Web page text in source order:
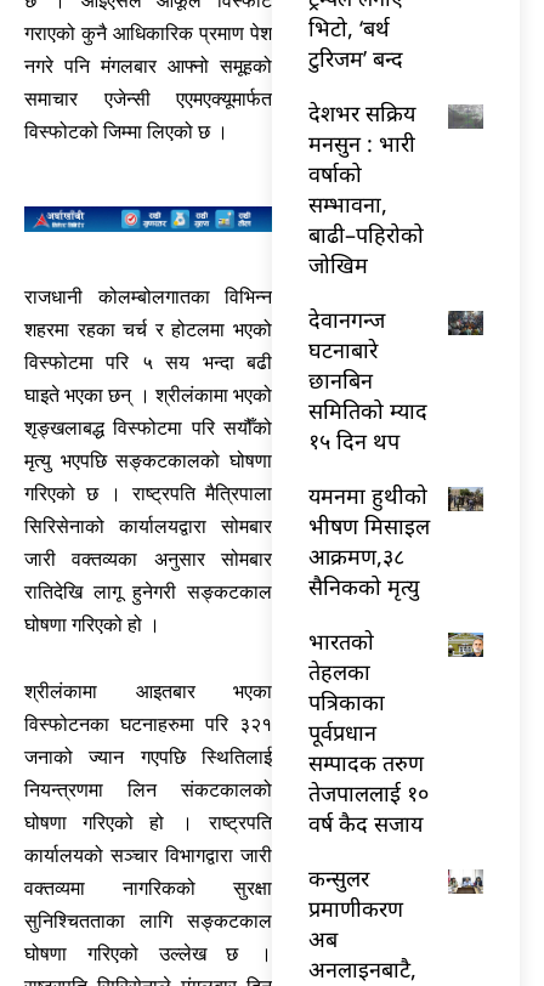
गराएको कुनै आधिकारिक प्रमाण पेश
नगरे पनि मंगलबार आफ्नो समूहको
समाचार एजेन्सी एएमएक्यूमार्फत
विस्फोटको जिम्मा लिएको छ ।
राजधानी कोलम्बोलगातका विभिन्न
शहरमा रहका चर्च र होटलमा भएको
विस्फोटमा परि ५ सय भन्दा बढी
घाइते भएका छन् । श्रीलंकामा भएको
शृङ्खलाबद्ध विस्फोटमा परि सयौँको
मृत्यु भएपछि सङ्कटकालको घोषणा
गरिएको छ । राष्ट्रपति मैत्रिपाला
सिरिसेनाको कार्यालयद्वारा सोमबार
जारी वक्तव्यका अनुसार सोमबार
रातिदेखि लागू हुनेगरी सङ्कटकाल
घोषणा गरिएको हो ।
श्रीलंकामा आइतबार भएका
विस्फोटनका घटनाहरुमा परि ३२१
जनाको ज्यान गएपछि स्थितिलाई
नियन्त्रणमा लिन संकटकालको
घोषणा गरिएको हो । राष्ट्रपति
कार्यालयको सञ्चार विभागद्वारा जारी
वक्तव्यमा नागरिकको सुरक्षा
सुनिश्चितताका लागि सङ्कटकाल
घोषणा गरिएको उल्लेख छ ।
भिटो, ‘बर्थ
टुरिजम’ बन्द
देशभर सक्रिय
मनसुन : भारी
वर्षाको
सम्भावना,
बाढी–पहिरोको
जोखिम
देवानगन्ज
घटनाबारे
छानबिन
समितिको म्याद
१५ दिन थप
यमनमा हुथीको
भीषण मिसाइल
आक्रमण,३८
सैनिकको मृत्यु
भारतकाे
तेहलका
पत्रिकाका
पूर्वप्रधान
सम्पादक तरुण
तेजपाललाई १०
वर्ष कैद सजाय
कन्सुलर
प्रमाणीकरण
अब
अनलाइनबाटै,